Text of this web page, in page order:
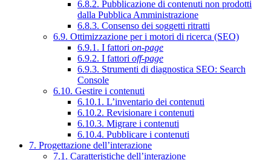
6.8.2. Pubblicazione di contenuti non prodotti
dalla Pubblica Amministrazione
6.8.3. Consenso dei soggetti ritratti
6.9. Ottimizzazione per i motori di ricerca (SEO)
6.9.1. I fattori on-page
6.9.2. I fattori off-page
6.9.3. Strumenti di diagnostica SEO: Search
Console
6.10. Gestire i contenuti
6.10.1. L’inventario dei contenuti
6.10.2. Revisionare i contenuti
6.10.3. Migrare i contenuti
6.10.4. Pubblicare i contenuti
7. Progettazione dell’interazione
7.1. Caratteristiche dell’interazione